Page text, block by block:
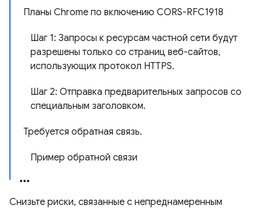
Планы Chrome по включению CORS-RFC1918
Шаг 1: Запросы к ресурсам частной сети будут
разрешены только со страниц веб-сайтов,
использующих протокол HTTPS.
Шаг 2: Отправка предварительных запросов со
специальным заголовком.
Требуется обратная связь.
Пример обратной связи
Снизьте риски, связанные с непреднамеренным